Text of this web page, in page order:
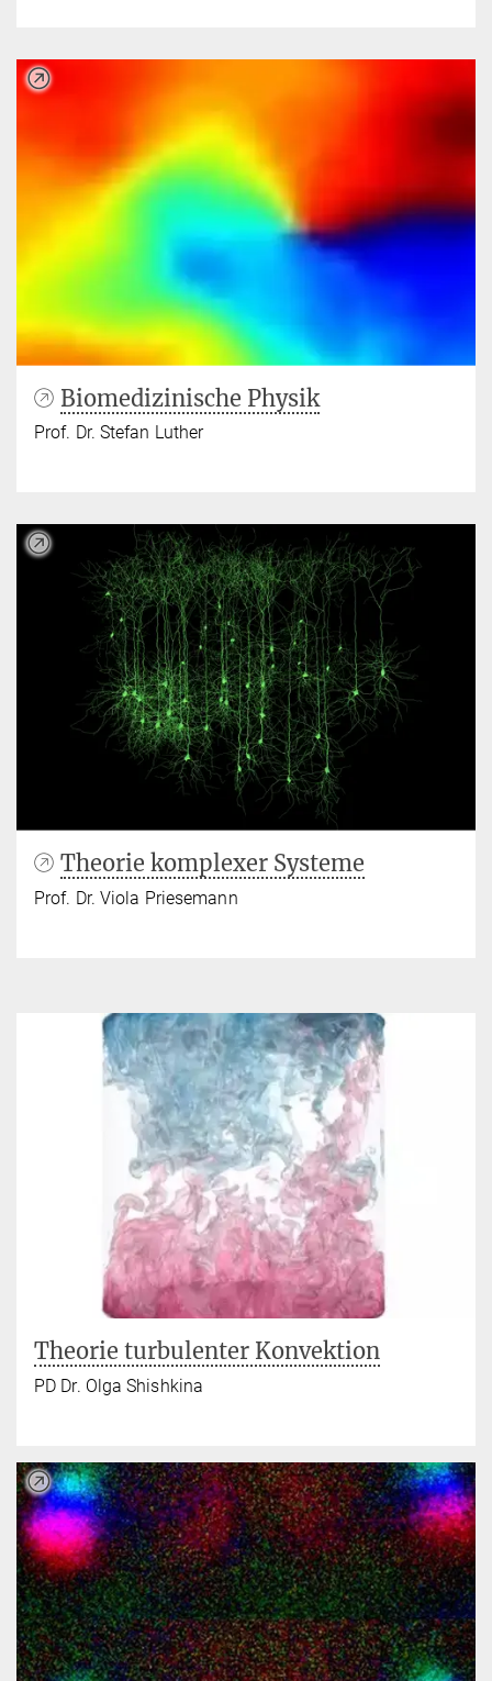
Biomedizinische Physik
Prof. Dr. Stefan Luther
Theorie komplexer Systeme
Prof. Dr. Viola Priesemann
Theorie turbulenter Konvektion
PD Dr. Olga Shishkina